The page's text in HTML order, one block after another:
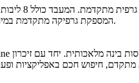
המספקת גרפיקה מתקדמת במיוחד ביישומים מקצועיים ובמשחקים.